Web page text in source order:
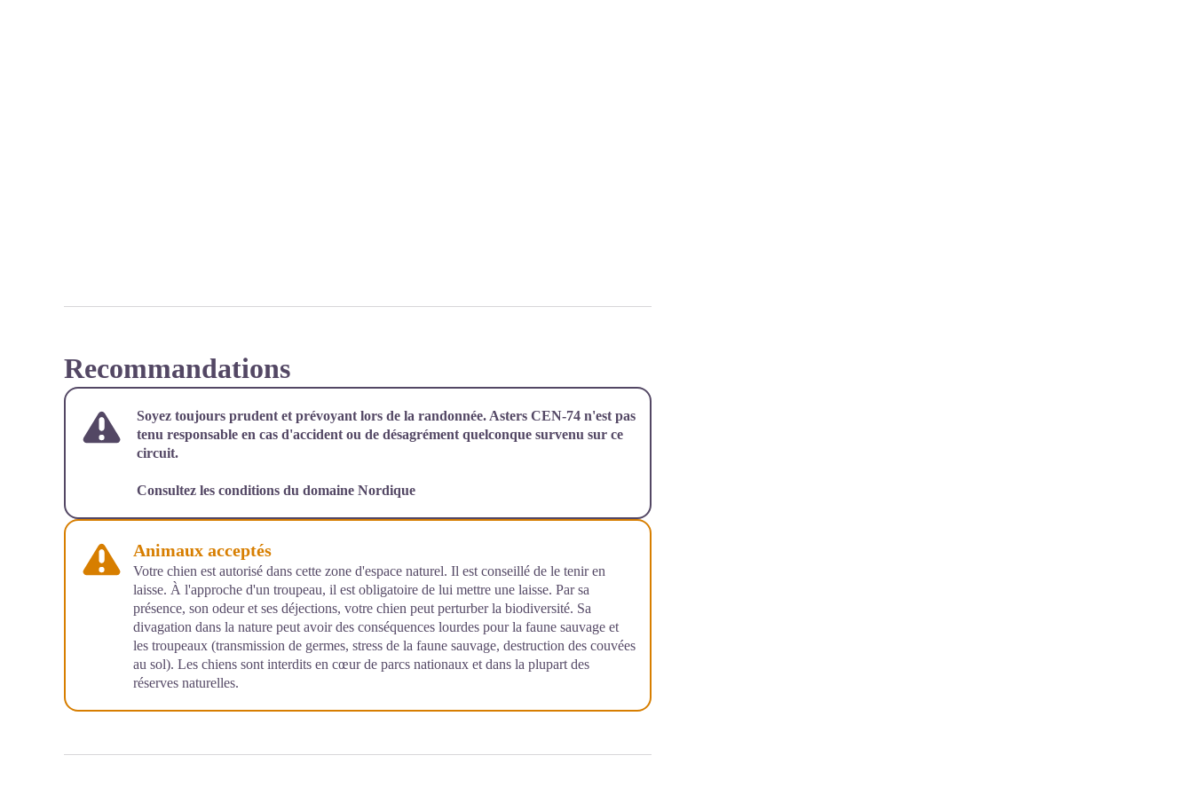
Recommandations
Soyez toujours prudent et prévoyant lors de la randonnée. Asters CEN-74 n'est pas
tenu responsable en cas d'accident ou de désagrément quelconque survenu sur ce
circuit.
Consultez les conditions du domaine Nordique
Animaux acceptés
Votre chien est autorisé dans cette zone d'espace naturel. Il est conseillé de le tenir en
laisse. À l'approche d'un troupeau, il est obligatoire de lui mettre une laisse. Par sa
présence, son odeur et ses déjections, votre chien peut perturber la biodiversité. Sa
divagation dans la nature peut avoir des conséquences lourdes pour la faune sauvage et
les troupeaux (transmission de germes, stress de la faune sauvage, destruction des couvées
au sol). Les chiens sont interdits en cœur de parcs nationaux et dans la plupart des
réserves naturelles.